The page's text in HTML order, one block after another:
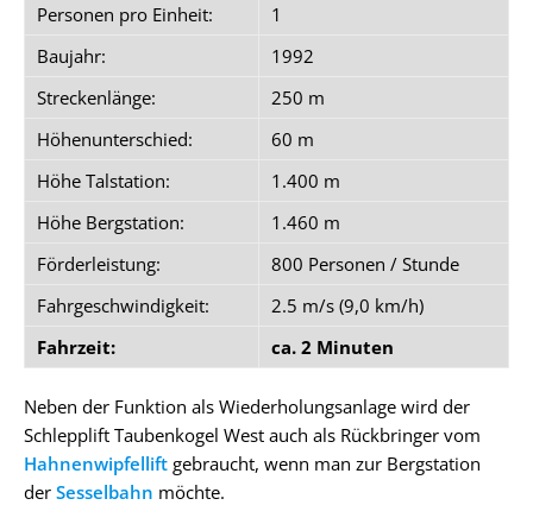
Personen pro Einheit:
1
Baujahr:
1992
Streckenlänge:
250 m
Höhenunterschied:
60 m
Höhe Talstation:
1.400 m
Höhe Bergstation:
1.460 m
Förderleistung:
800 Personen / Stunde
Fahrgeschwindigkeit:
2.5 m/s (9,0 km/h)
Fahrzeit:
ca. 2 Minuten
Neben der Funktion als Wiederholungsanlage wird der
Schlepplift Taubenkogel West auch als Rückbringer vom
Hahnenwipfellift gebraucht, wenn man zur Bergstation
der Sesselbahn möchte.